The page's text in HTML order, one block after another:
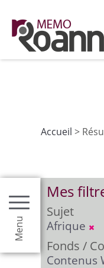
En poursuivant
les fonctionnalités
Menu
Accueil >
Mes
Sujet
Afrique
Fonds /
Contenus